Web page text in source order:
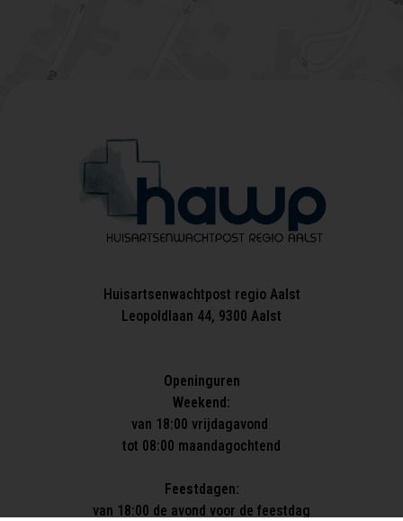
Huisartsenwachtpost regio Aalst
Leopoldlaan 44, 9300 Aalst
Openinguren
Weekend:
van 18:00 vrijdagavond
tot 08:00 maandagochtend
Feestdagen:
van 18:00 de avond voor de feestdag